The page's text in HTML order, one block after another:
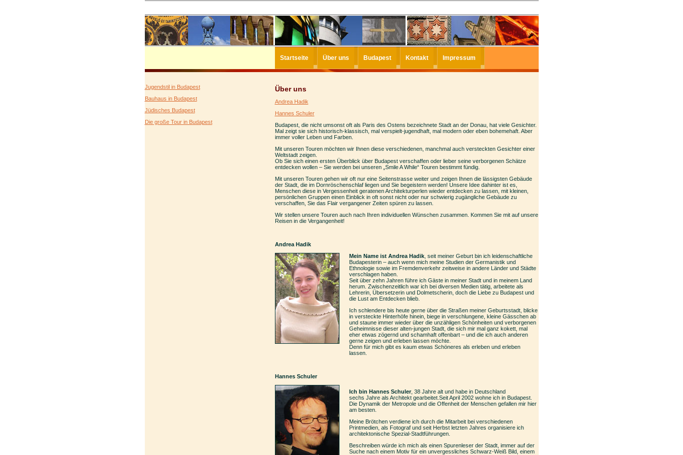
Startseite Über uns Budapest Kontakt Impressum
Jugendstil in Budapest
Bauhaus in Budapest
Jüdisches Budapest
Die große Tour in Budapest
Über uns
Andrea Hadik
Hannes Schuler
Budapest, die nicht umsonst oft als Paris des Ostens bezeichnete Stadt an der Donau, hat viele Gesichter.
Mal zeigt sie sich historisch-klassisch, mal verspielt-jugendhaft, mal modern oder eben bohemehaft. Aber
immer voller Leben und Farben.
Mit unseren Touren möchten wir Ihnen diese verschiedenen, manchmal auch versteckten Gesichter einer
Weltstadt zeigen.
Ob Sie sich einen ersten Überblick über Budapest verschaffen oder lieber seine verborgenen Schätze
entdecken wollen – Sie werden bei unseren „Smile A While“ Touren bestimmt fündig.
Mit unseren Touren gehen wir oft nur eine Seitenstrasse weiter und zeigen Ihnen die lässigsten Gebäude
der Stadt, die im Dornröschenschlaf liegen und Sie begeistern werden! Unsere Idee dahinter ist es,
Menschen diese in Vergessenheit geratenen Architekturperlen wieder entdecken zu lassen, mit kleinen,
persönlichen Gruppen einen Einblick in oft sonst nicht oder nur schwierig zugängliche Gebäude zu
verschaffen, Sie das Flair vergangener Zeiten spüren zu lassen.
Wir stellen unsere Touren auch nach Ihren individuellen Wünschen zusammen. Kommen Sie mit auf unsere
Reisen in die Vergangenheit!
Andrea Hadik
Mein Name ist Andrea Hadik, seit meiner Geburt bin ich leidenschaftliche
Budapesterin – auch wenn mich meine Studien der Germanistik und
Ethnologie sowie im Fremdenverkehr zeitweise in andere Länder und Städte
verschlagen haben.
Seit über zehn Jahren führe ich Gäste in meiner Stadt und in meinem Land
herum. Zwischenzeitlich war ich bei diversen Medien tätig, arbeitete als
Lehrerin, Übersetzerin und Dolmetscherin, doch die Liebe zu Budapest und
die Lust am Entdecken blieb.
Ich schlendere bis heute gerne über die Straßen meiner Geburtsstadt, blicke
in versteckte Hinterhöfe hinein, biege in verschlungene, kleine Gässchen ab
und staune immer wieder über die unzähligen Schönheiten und verborgenen
Geheimnisse dieser alten-jungen Stadt, die sich mir mal ganz kokett, mal
eher etwas zögernd und schamhaft offenbart – und die ich auch anderen
gerne zeigen und erleben lassen möchte.
Denn für mich gibt es kaum etwas Schöneres als erleben und erleben
lassen.
Hannes Schuler
Ich bin Hannes Schuler, 38 Jahre alt und habe in Deutschland
sechs Jahre als Architekt gearbeitet.Seit April 2002 wohne ich in Budapest.
Die Dynamik der Metropole und die Offenheit der Menschen gefallen mir hier
am besten.
Meine Brötchen verdiene ich durch die Mitarbeit bei verschiedenen
Printmedien, als Fotograf und seit Herbst letzten Jahres organisiere ich
architektonische Spezial-Stadtführungen.
Beschreiben würde ich mich als einen Spurenleser der Stadt, immer auf der
Suche nach einem Motiv für ein unvergessliches Schwarz-Weiß Bild, einem